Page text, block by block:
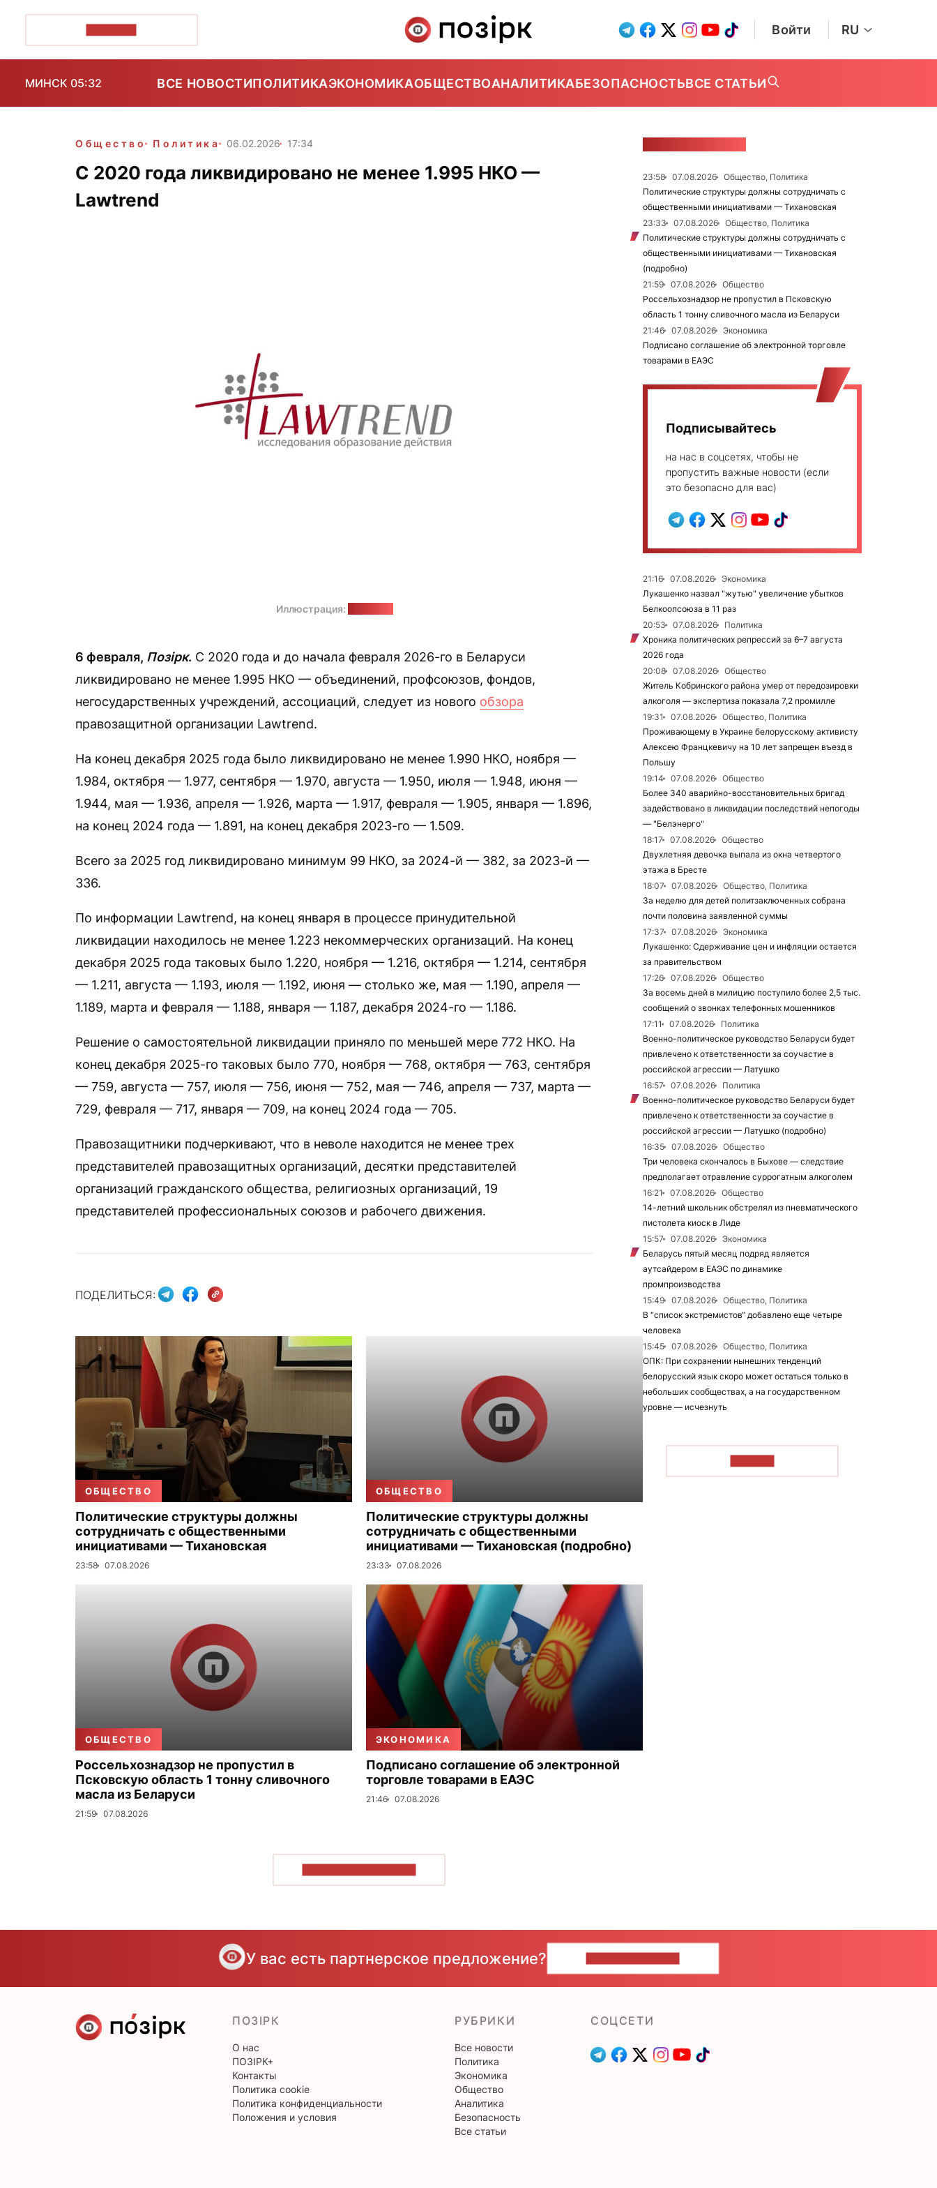
Войти RU
МИНСК 05:32 ВСЕ НОВОСТИПОЛИТИКАЭКОНОМИКАОБЩЕСТВОАНАЛИТИКАБЕЗОПАСНОСТЬВСЕ СТАТЬИ
Общество Политика 06.02.2026 17:34
C 2020 года ликвидировано не менее 1.995 НКО —
Lawtrend
Иллюстрация:
6 февраля, Позірк. С 2020 года и до начала февраля 2026-го в Беларуси
ликвидировано не менее 1.995 НКО — объединений, профсоюзов, фондов,
негосударственных учреждений, ассоциаций, следует из нового обзора
правозащитной организации Lawtrend.
На конец декабря 2025 года было ликвидировано не менее 1.990 НКО, ноября —
1.984, октября — 1.977, сентября — 1.970, августа — 1.950, июля — 1.948, июня —
1.944, мая — 1.936, апреля — 1.926, марта — 1.917, февраля — 1.905, января — 1.896,
на конец 2024 года — 1.891, на конец декабря 2023-го — 1.509.
Всего за 2025 год ликвидировано минимум 99 НКО, за 2024-й — 382, за 2023-й —
336.
По информации Lawtrend, на конец января в процессе принудительной
ликвидации находилось не менее 1.223 некоммерческих организаций. На конец
декабря 2025 года таковых было 1.220, ноября — 1.216, октября — 1.214, сентября
— 1.211, августа — 1.193, июля — 1.192, июня — столько же, мая — 1.190, апреля —
1.189, марта и февраля — 1.188, января — 1.187, декабря 2024-го — 1.186.
Решение о самостоятельной ликвидации приняло по меньшей мере 772 НКО. На
конец декабря 2025-го таковых было 770, ноября — 768, октября — 763, сентября
— 759, августа — 757, июля — 756, июня — 752, мая — 746, апреля — 737, марта —
729, февраля — 717, января — 709, на конец 2024 года — 705.
Правозащитники подчеркивают, что в неволе находится не менее трех
представителей правозащитных организаций, десятки представителей
организаций гражданского общества, религиозных организаций, 19
представителей профессиональных союзов и рабочего движения.
ПОДЕЛИТЬСЯ:
ОБЩЕСТВО
Политические структуры должны
сотрудничать с общественными
инициативами — Тихановская
23:58 07.08.2026
ОБЩЕСТВО
Политические структуры должны
сотрудничать с общественными
инициативами — Тихановская (подробно)
23:33 07.08.2026
ОБЩЕСТВО
Россельхознадзор не пропустил в
Псковскую область 1 тонну сливочного
масла из Беларуси
21:59 07.08.2026
ЭКОНОМИКА
Подписано соглашение об электронной
торговле товарами в ЕАЭС
21:46 07.08.2026
23:58 07.08.2026
Общество, Политика
Политические структуры должны сотрудничать с
общественными инициативами — Тихановская
23:33
07.08.2026
Общество, Политика
Политические структуры должны сотрудничать с
общественными инициативами — Тихановская
(подробно)
21:59
07.08.2026
Общество
Россельхознадзор не пропустил в Псковскую
область 1 тонну сливочного масла из Беларуси
21:46
07.08.2026
Экономика
Подписано соглашение об электронной торговле
товарами в ЕАЭС
Подписывайтесь
на нас в соцсетях, чтобы не
пропустить важные новости (если
это безопасно для вас)
21:16 07.08.2026
Экономика
Лукашенко назвал "жутью" увеличение убытков
Белкоопсоюза в 11 раз
20:53
07.08.2026
Политика
Хроника политических репрессий за 6–7 августа
2026 года
20:08
07.08.2026
Общество
Житель Кобринского района умер от передозировки
алкоголя — экспертиза показала 7,2 промилле
19:31
07.08.2026
Общество, Политика
Проживающему в Украине белорусскому активисту
Алексею Францкевичу на 10 лет запрещен въезд в
Польшу
19:14
07.08.2026
Общество
Более 340 аварийно-восстановительных бригад
задействовано в ликвидации последствий непогоды
— "Белэнерго"
18:17
07.08.2026
Общество
Двухлетняя девочка выпала из окна четвертого
этажа в Бресте
18:07
07.08.2026
Общество, Политика
За неделю для детей политзаключенных собрана
почти половина заявленной суммы
17:37
07.08.2026
Экономика
Лукашенко: Сдерживание цен и инфляции остается
за правительством
17:26
07.08.2026
Общество
За восемь дней в милицию поступило более 2,5 тыс.
сообщений о звонках телефонных мошенников
17:11
07.08.2026
Политика
Военно-политическое руководство Беларуси будет
привлечено к ответственности за соучастие в
российской агрессии — Латушко
16:57
07.08.2026
Политика
Военно-политическое руководство Беларуси будет
привлечено к ответственности за соучастие в
российской агрессии — Латушко (подробно)
16:35
07.08.2026
Общество
Три человека скончалось в Быхове — следствие
предполагает отравление суррогатным алкоголем
16:21
07.08.2026
Общество
14-летний школьник обстрелял из пневматического
пистолета киоск в Лиде
15:57
07.08.2026
Экономика
Беларусь пятый месяц подряд является
аутсайдером в ЕАЭС по динамике
промпроизводства
15:49
07.08.2026
Общество, Политика
В “список экстремистов“ добавлено еще четыре
человека
15:45
07.08.2026
Общество, Политика
ОПК: При сохранении нынешних тенденций
белорусский язык скоро может остаться только в
небольших сообществах, а на государственном
уровне — исчезнуть
У вас есть партнерское предложение?
ПОЗІРК
О нас
ПОЗІРК+
Контакты
Политика cookie
Политика конфиденциальности
Положения и условия
РУБРИКИ
Все новости
Политика
Экономика
Общество
Аналитика
Безопасность
Все статьи
CОЦСЕТИ